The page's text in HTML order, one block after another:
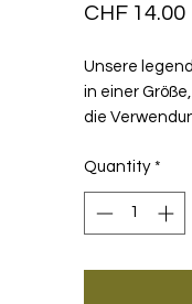
CHF 14.00
Unsere
in einer
die
Fahrt ist
durch
versorgt
Quantity *